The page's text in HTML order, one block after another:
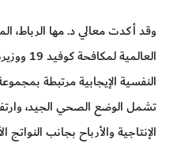
وقد أكدت معالي د. مها
النفسية الإيجابية مرتبطة
تشمل الوضع الصحي الجيد،
الإنتاجية والأرباح بجانب